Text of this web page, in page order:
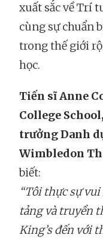
xuất sắc về Trí
cùng sự chuẩn
trong thế giới
học.
Tiến sĩ Anne
College
trưởng Danh
Wimbledon
biết:
“Tôi thực sự
tảng và truyền
King’s đến với